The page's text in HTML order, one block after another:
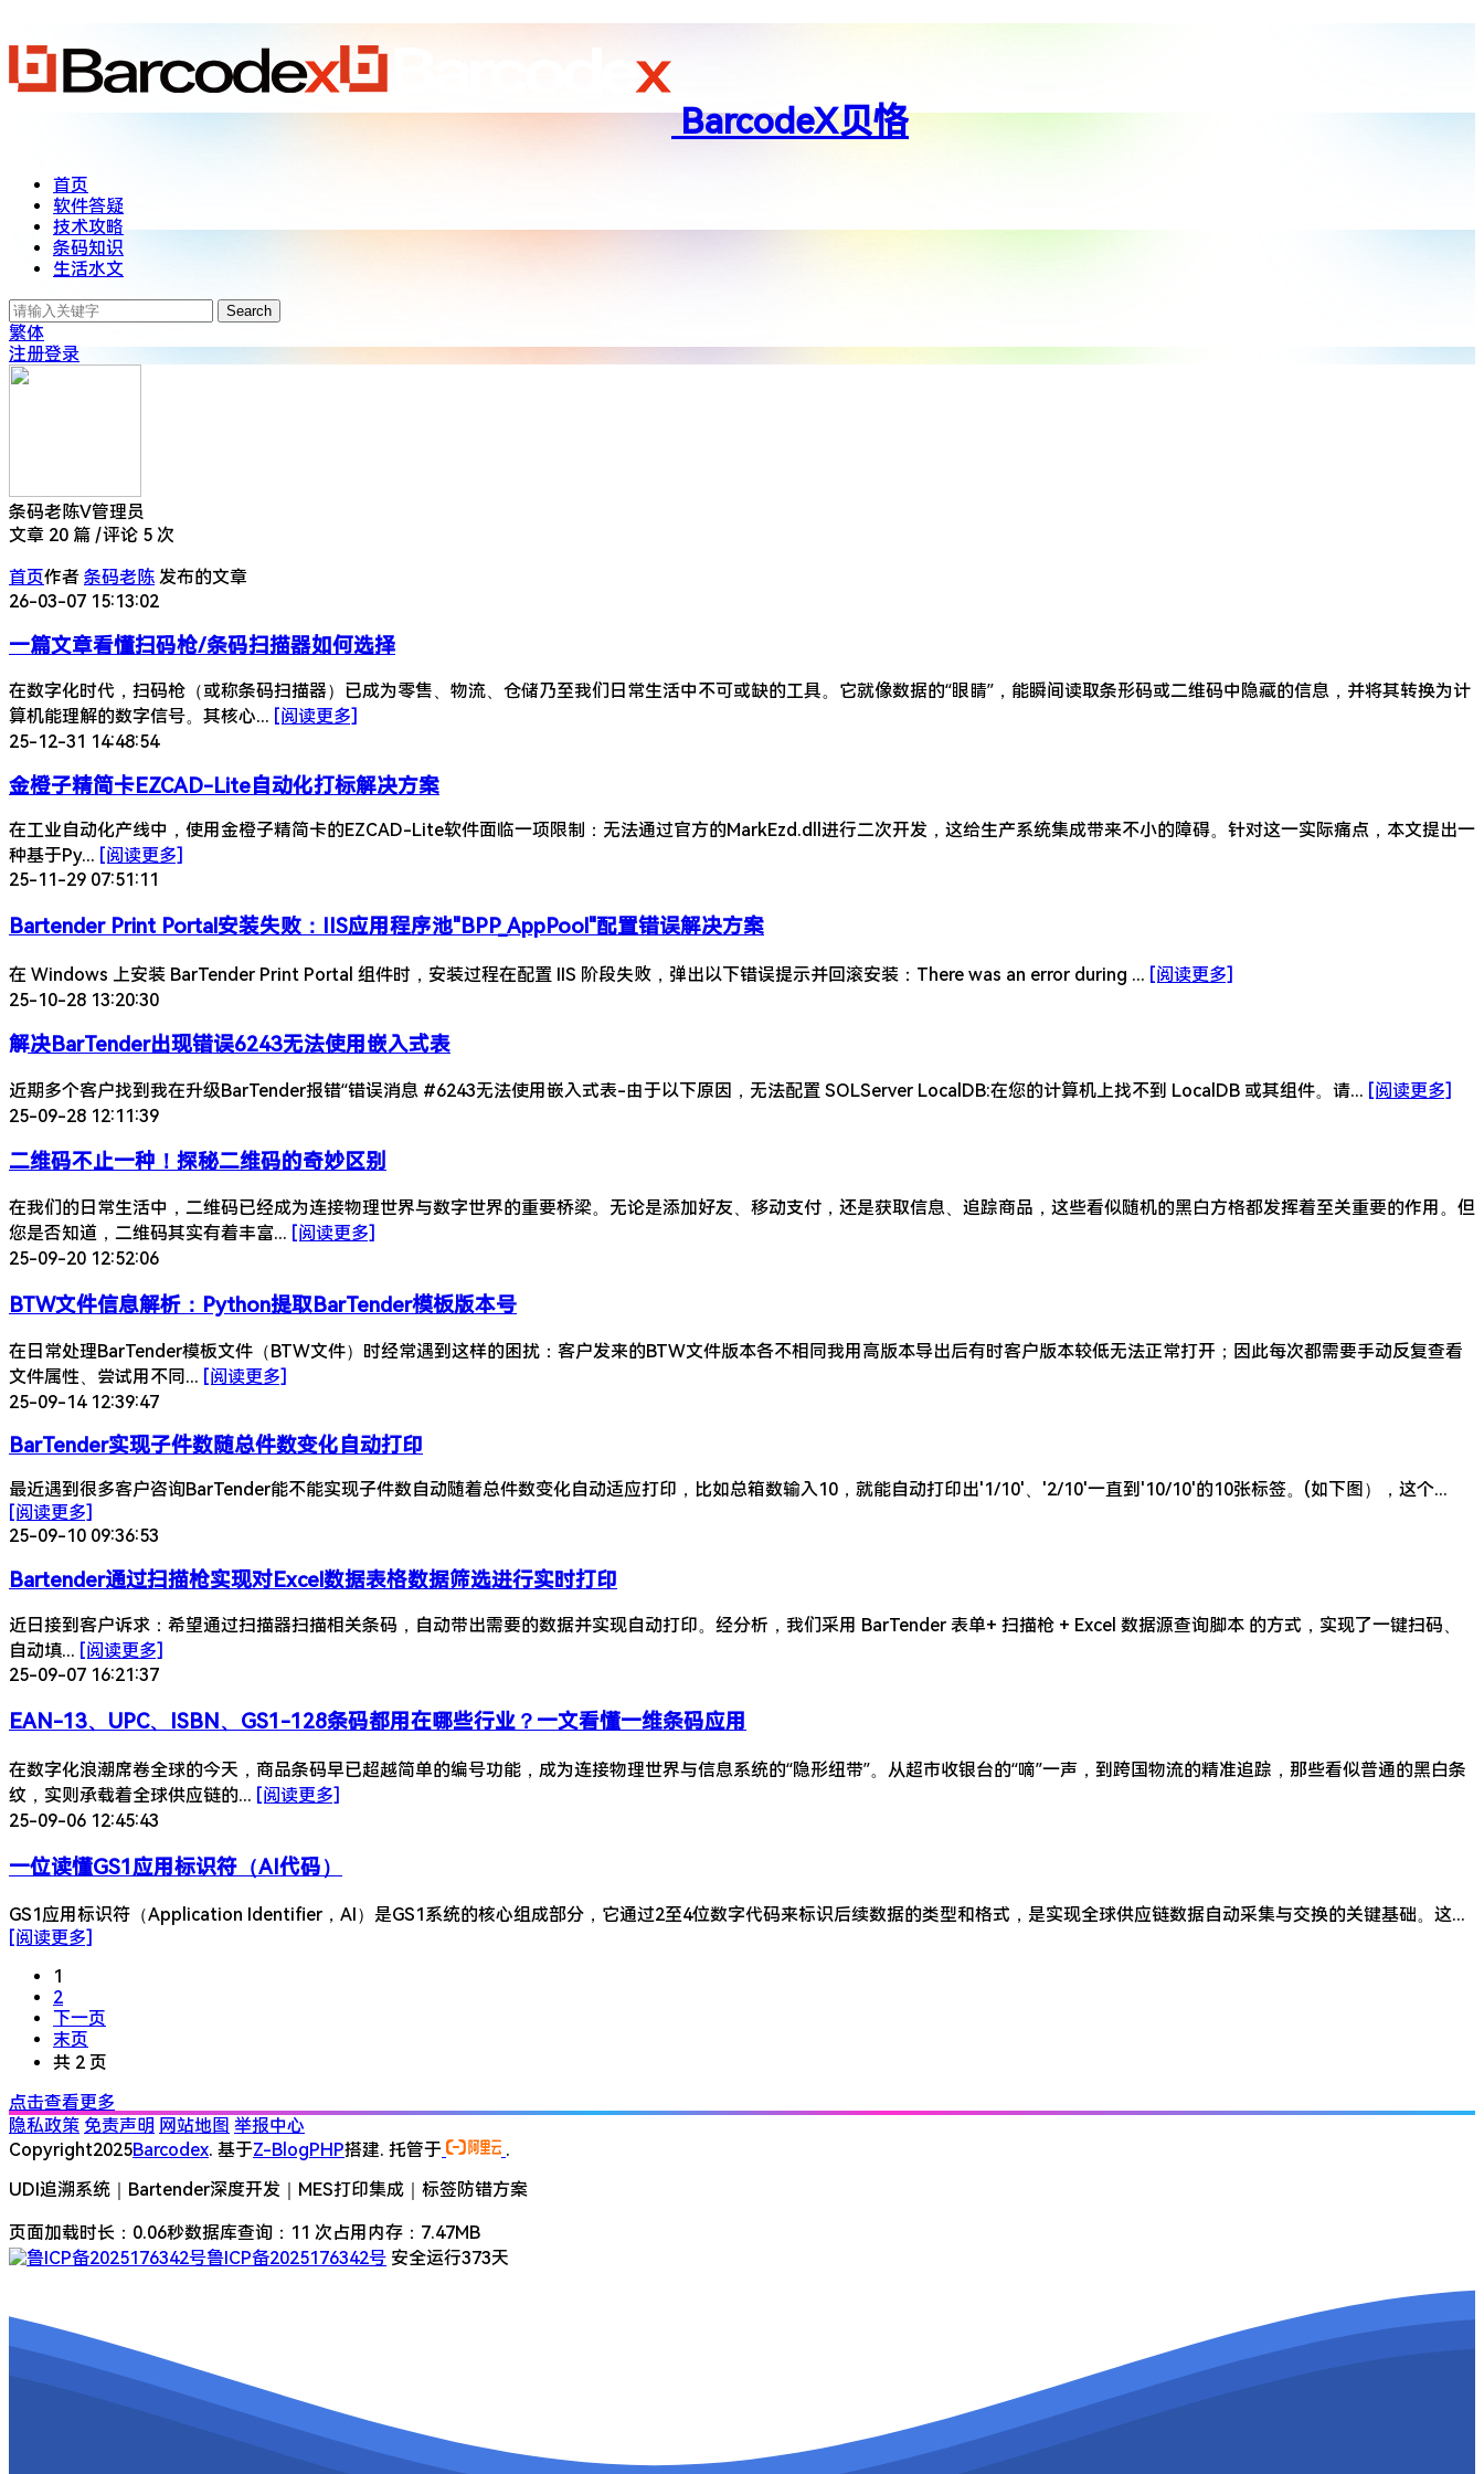
BarcodeX贝恪
首页
软件答疑
技术攻略
条码知识
生活水文
Search
繁体
注册登录
条码老陈V管理员
文章 20 篇 |评论 5 次
首页作者 条码老陈 发布的文章
26-03-07 15:13:02
一篇文章看懂扫码枪/条码扫描器如何选择
在数字化时代，扫码枪（或称条码扫描器）已成为零售、物流、仓储乃至我们日常生活中不可或缺的工具。它就像数据的“眼睛”，能瞬间读取条形码或二维码中隐藏的信息，并将其转换为计
算机能理解的数字信号。其核心...
[阅读更多]
25-12-31 14:48:54
金橙子精简卡EZCAD-Lite自动化打标解决方案
在工业自动化产线中，使用金橙子精简卡的EZCAD-Lite软件面临一项限制：无法通过官方的MarkEzd.dll进行二次开发，这给生产系统集成带来不小的障碍。针对这一实际痛点，本文提出一
种基于Py... [阅读更多]
25-11-29 07:51:11
Bartender Print Portal安装失败：IIS应用程序池"BPP_AppPool"配置错误解决方案
在 Windows 上安装 BarTender Print Portal 组件时，安装过程在配置 IIS 阶段失败，弹出以下错误提示并回滚安装：There was an error during ...
[阅读更多]
25-10-28 13:20:30
​​解决BarTender出现错误6243无法使用嵌入式表
近期多个客户找到我在升级BarTender报错“错误消息 #6243无法使用嵌入式表-由于以下原因，无法配置 SOLServer LocalDB:在您的计算机上找不到 LocalDB 或其组件。请... [阅读更多]
25-09-28 12:11:39
二维码不止一种！探秘二维码的奇妙区别
在我们的日常生活中，二维码已经成为连接物理世界与数字世界的重要桥梁。无论是添加好友、移动支付，还是获取信息、追踪商品，这些看似随机的黑白方格都发挥着至关重要的作用。但
您是否知道，二维码其实有着丰富... [阅读更多]
25-09-20 12:52:06
​​BTW文件信息解析：Python提取BarTender模板版本号​
在日常处理BarTender模板文件（BTW文件）时经常遇到这样的困扰：客户发来的BTW文件版本各不相同我用高版本导出后有时客户版本较低无法正常打开；因此每次都需要手动反复查看
文件属性、尝试用不同... [阅读更多]
25-09-14 12:39:47
BarTender实现子件数随总件数变化自动打印
最近遇到很多客户咨询BarTender能不能实现子件数自动随着总件数变化自动适应打印，比如总箱数输入10，就能自动打印出'1/10'、'2/10'一直到'10/10'的10张标签。(如下图），这个...
[阅读更多]
25-09-10 09:36:53
Bartender通过扫描枪实现对Excel数据表格数据筛选进行实时打印
近日接到客户诉求：希望通过扫描器扫描相关条码，自动带出需要的数据并实现自动打印。经分析，我们采用 BarTender 表单+ 扫描枪 + Excel 数据源查询脚本 的方式，实现了一键扫码、
自动填...
[阅读更多]
25-09-07 16:21:37
EAN-13、UPC、ISBN、GS1-128条码都用在哪些行业？一文看懂一维条码应用
在数字化浪潮席卷全球的今天，商品条码早已超越简单的编号功能，成为连接物理世界与信息系统的“隐形纽带”。从超市收银台的“嘀”一声，到跨国物流的精准追踪，那些看似普通的黑白条
纹，实则承载着全球供应链的... [阅读更多]
25-09-06 12:45:43
一位读懂GS1应用标识符（AI代码）
GS1应用标识符（Application Identifier，AI）是GS1系统的核心组成部分，它通过2至4位数字代码来标识后续数据的类型和格式，是实现全球供应链数据自动采集与交换的关键基础。这...
[阅读更多]
1
2
下一页
末页
共 2 页
点击查看更多
隐私政策 免责声明 网站地图 举报中心
Copyright2025Barcodex. 基于Z-BlogPHP搭建. 托管于
.
UDI追溯系统｜Bartender深度开发｜MES打印集成｜标签防错方案
页面加载时长：0.06秒数据库查询：11 次占用内存：7.47MB
鲁ICP备2025176342号 安全运行373天